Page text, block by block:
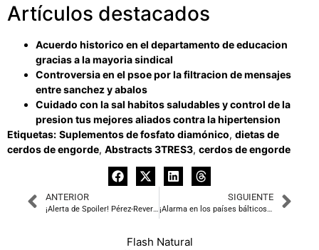
Artículos destacados
Acuerdo historico en el departamento de educacion
gracias a la mayoria sindical
Controversia en el psoe por la filtracion de mensajes
entre sanchez y abalos
Cuidado con la sal habitos saludables y control de la
presion tus mejores aliados contra la hipertension
Etiquetas: Suplementos de fosfato diamónico, dietas de
cerdos de engorde, Abstracts 3TRES3, cerdos de engorde
ANTERIOR
¡Alerta de Spoiler! Pérez-Reverte convoca al Capitán Alatriste para una ‘Misión en París’
SIGUIENTE
¡Alarma en los países bálticos! España presuntamente los «intimida» para que aprueben el catalán en la UE
Flash Natural